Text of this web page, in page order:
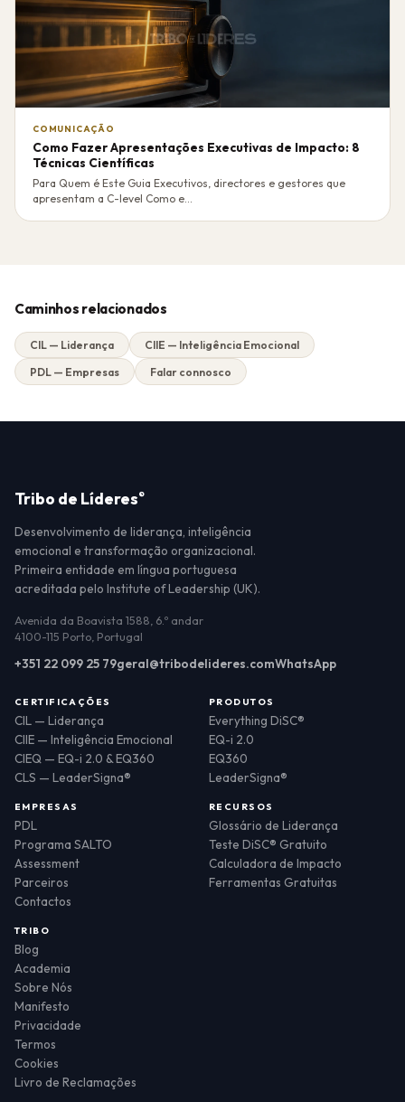
COMUNICAÇÃO
Como Fazer Apresentações Executivas de Impacto: 8
Técnicas Científicas
Para Quem é Este Guia Executivos, directores e gestores que
apresentam a C-level Como e...
Caminhos relacionados
CIL — Liderança
CIIE — Inteligência Emocional
PDL — Empresas
Falar connosco
Tribo de Líderes®
Desenvolvimento de liderança, inteligência
emocional e transformação organizacional.
Primeira entidade em língua portuguesa
acreditada pelo Institute of Leadership (UK).
Avenida da Boavista 1588, 6.º andar
4100-115 Porto, Portugal
+351 22 099 25 79geral@tribodelideres.comWhatsApp
CERTIFICAÇÕES
CIL — Liderança
CIIE — Inteligência Emocional
CIEQ — EQ-i 2.0 & EQ360
CLS — LeaderSigna®
PRODUTOS
Everything DiSC®
EQ-i 2.0
EQ360
LeaderSigna®
EMPRESAS
PDL
Programa SALTO
Assessment
Parceiros
Contactos
RECURSOS
Glossário de Liderança
Teste DiSC® Gratuito
Calculadora de Impacto
Ferramentas Gratuitas
TRIBO
Blog
Academia
Sobre Nós
Manifesto
Privacidade
Termos
Cookies
Livro de Reclamações